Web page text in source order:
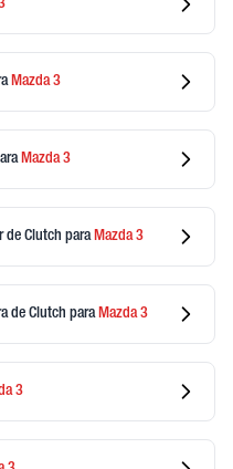
Mazda3
Mazda3
de Clutch para Mazda3
de Clutch para Mazda3
3